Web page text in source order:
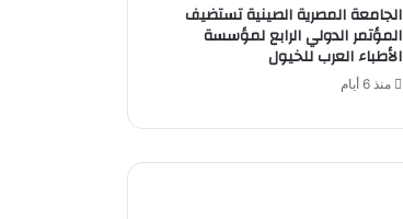
الجامعة المصرية الصينية تستضيف
المؤتمر الدولي الرابع لمؤسسة
الأطباء العرب للخيول
منذ 6 أيام